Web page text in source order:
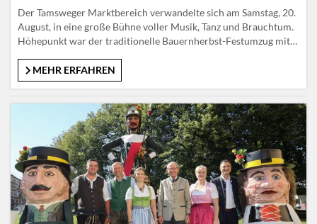
Der Tamsweger Marktbereich verwandelte sich am Samstag, 20.
August, in eine große Bühne voller Musik, Tanz und Brauchtum.
Höhepunkt war der traditionelle Bauernherbst-Festumzug mit
Musikkapellen, Schützenkompanien, „Herreiter“ mit ihren
Pferden sowie den herbstlich geschmückten Schauwägen und
auch der Samson einen sprichwörtlich „großen“ Auftritt….
MEHR ERFAHREN